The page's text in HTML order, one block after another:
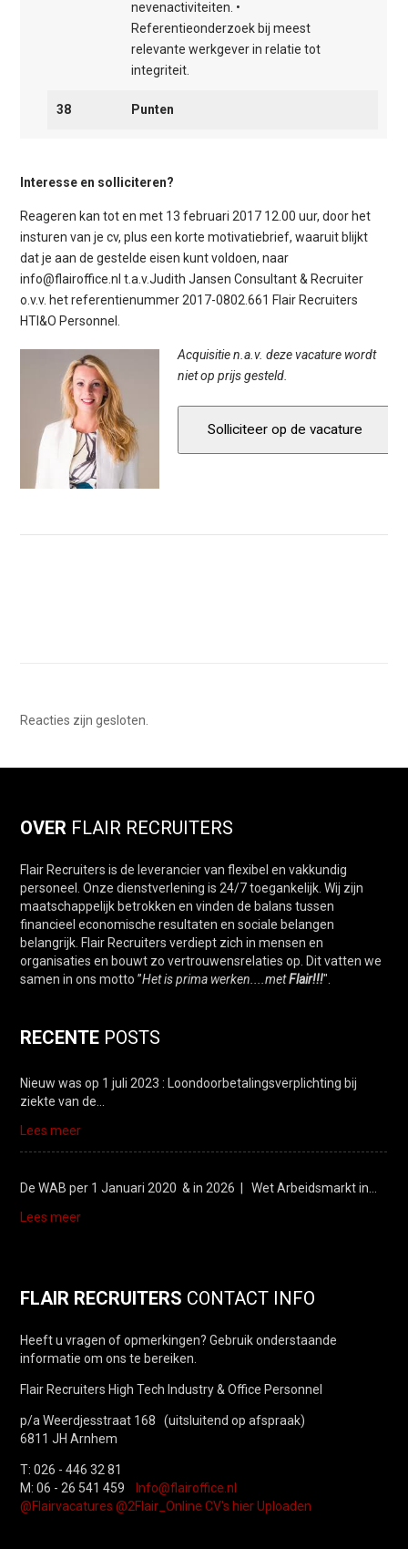
nevenactiviteiten. •
Referentieonderzoek bij meest
relevante werkgever in relatie tot
integriteit.
38 Punten
Interesse en solliciteren?
Reageren kan tot en met 13 februari 2017 12.00 uur, door het
insturen van je cv, plus een korte motivatiebrief, waaruit blijkt
dat je aan de gestelde eisen kunt voldoen, naar
info@flairoffice.nl t.a.v.Judith Jansen Consultant & Recruiter
o.v.v. het referentienummer 2017-0802.661 Flair Recruiters
HTI&O Personnel.
Acquisitie n.a.v. deze vacature wordt
niet op prijs gesteld.
Reacties zijn gesloten.
OVER FLAIR RECRUITERS
Flair Recruiters is de leverancier van flexibel en vakkundig
personeel. Onze dienstverlening is 24/7 toegankelijk. Wij zijn
maatschappelijk betrokken en vinden de balans tussen
financieel economische resultaten en sociale belangen
belangrijk. Flair Recruiters verdiept zich in mensen en
organisaties en bouwt zo vertrouwensrelaties op. Dit vatten we
samen in ons motto ”Het is prima werken....metFlair!!!".
RECENTE POSTS
Nieuw was op 1 juli 2023 : Loondoorbetalingsverplichting bij
ziekte van de…
Lees meer
De WAB per 1 Januari 2020 & in 2026 | Wet Arbeidsmarkt in…
Lees meer
FLAIR RECRUITERS CONTACT INFO
Heeft u vragen of opmerkingen? Gebruik onderstaande
informatie om ons te bereiken.
Flair Recruiters High Tech Industry & Office Personnel
p/a Weerdjesstraat 168 (uitsluitend op afspraak)
6811 JH Arnhem
T: 026 - 446 32 81
M: 06 - 26 541 459
Info@flairoffice.nl
@Flairvacatures @2Flair_Online CV's hier Uploaden